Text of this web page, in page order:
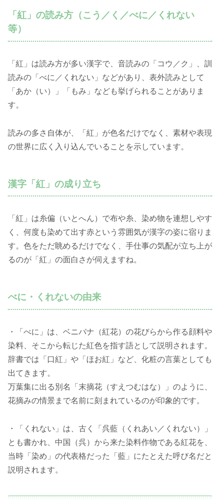
「紅」の読み方（こう／く／べに／くれない
等）
「紅」は読み方が多い漢字で、音読みの「コウ／ク」、訓
読みの「べに／くれない」などがあり、表外読みとして
「あか（い）」「もみ」なども挙げられることがありま
す。
読みの多さ自体が、「紅」が色名だけでなく、素材や表現
の世界に広く入り込んでいることを示しています。
漢字「紅」の成り立ち
「紅」は糸偏（いとへん）で布や糸、染め物を連想しやす
く、何度も染めて出す赤という雰囲気が漢字の姿に宿りま
す。色をただ眺めるだけでなく、手仕事の気配が立ち上が
るのが「紅」の面白さが伺えますね。
べに・くれないの由来
・「べに」は、ベニバナ（紅花）の花びらから作る顔料や
染料、そこから転じた紅色を指す語として説明されます。
辞書では「口紅」や「ほお紅」など、化粧の言葉としても
出てきます。
万葉集に出る別名「末摘花（すえつむはな）」のように、
花摘みの情景まで名前に刻まれているのが印象的です。
・「くれない」は、古く「呉藍（くれあい／くれない）」
とも書かれ、中国（呉）から来た染料作物である紅花を、
当時「染め」の代表格だった「藍」にたとえた呼び名だと
説明されます。